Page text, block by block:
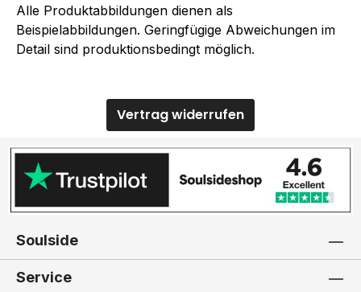
Alle Produktabbildungen dienen als
Beispielabbildungen. Geringfügige Abweichungen im
Detail sind produktionsbedingt möglich.
Vertrag widerrufen
Soulside
Service